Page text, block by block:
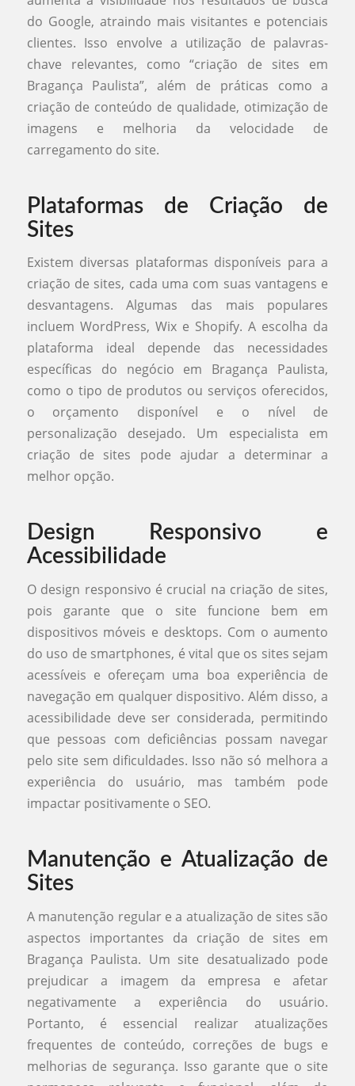
do Google, atraindo mais visitantes e potenciais
clientes. Isso envolve a utilização de palavras-
chave relevantes, como “criação de sites em
Bragança Paulista”, além de práticas como a
criação de conteúdo de qualidade, otimização de
imagens e melhoria da velocidade de
carregamento do site.
Plataformas de Criação de
Sites
Existem diversas plataformas disponíveis para a
criação de sites, cada uma com suas vantagens e
desvantagens. Algumas das mais populares
incluem WordPress, Wix e Shopify. A escolha da
plataforma ideal depende das necessidades
específicas do negócio em Bragança Paulista,
como o tipo de produtos ou serviços oferecidos,
o orçamento disponível e o nível de
personalização desejado. Um especialista em
criação de sites pode ajudar a determinar a
melhor opção.
Design Responsivo e
Acessibilidade
O design responsivo é crucial na criação de sites,
pois garante que o site funcione bem em
dispositivos móveis e desktops. Com o aumento
do uso de smartphones, é vital que os sites sejam
acessíveis e ofereçam uma boa experiência de
navegação em qualquer dispositivo. Além disso, a
acessibilidade deve ser considerada, permitindo
que pessoas com deficiências possam navegar
pelo site sem dificuldades. Isso não só melhora a
experiência do usuário, mas também pode
impactar positivamente o SEO.
Manutenção e Atualização de
Sites
A manutenção regular e a atualização de sites são
aspectos importantes da criação de sites em
Bragança Paulista. Um site desatualizado pode
prejudicar a imagem da empresa e afetar
negativamente a experiência do usuário.
Portanto, é essencial realizar atualizações
frequentes de conteúdo, correções de bugs e
melhorias de segurança. Isso garante que o site